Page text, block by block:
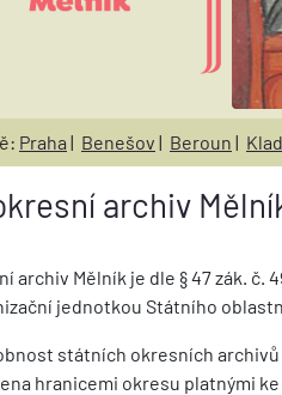
Praha | Benešov | Beroun |
archiv
archiv Mělník je dle § 47 zák. č.
jednotkou Státního
státních okresních
hranicemi okresu platnými ke